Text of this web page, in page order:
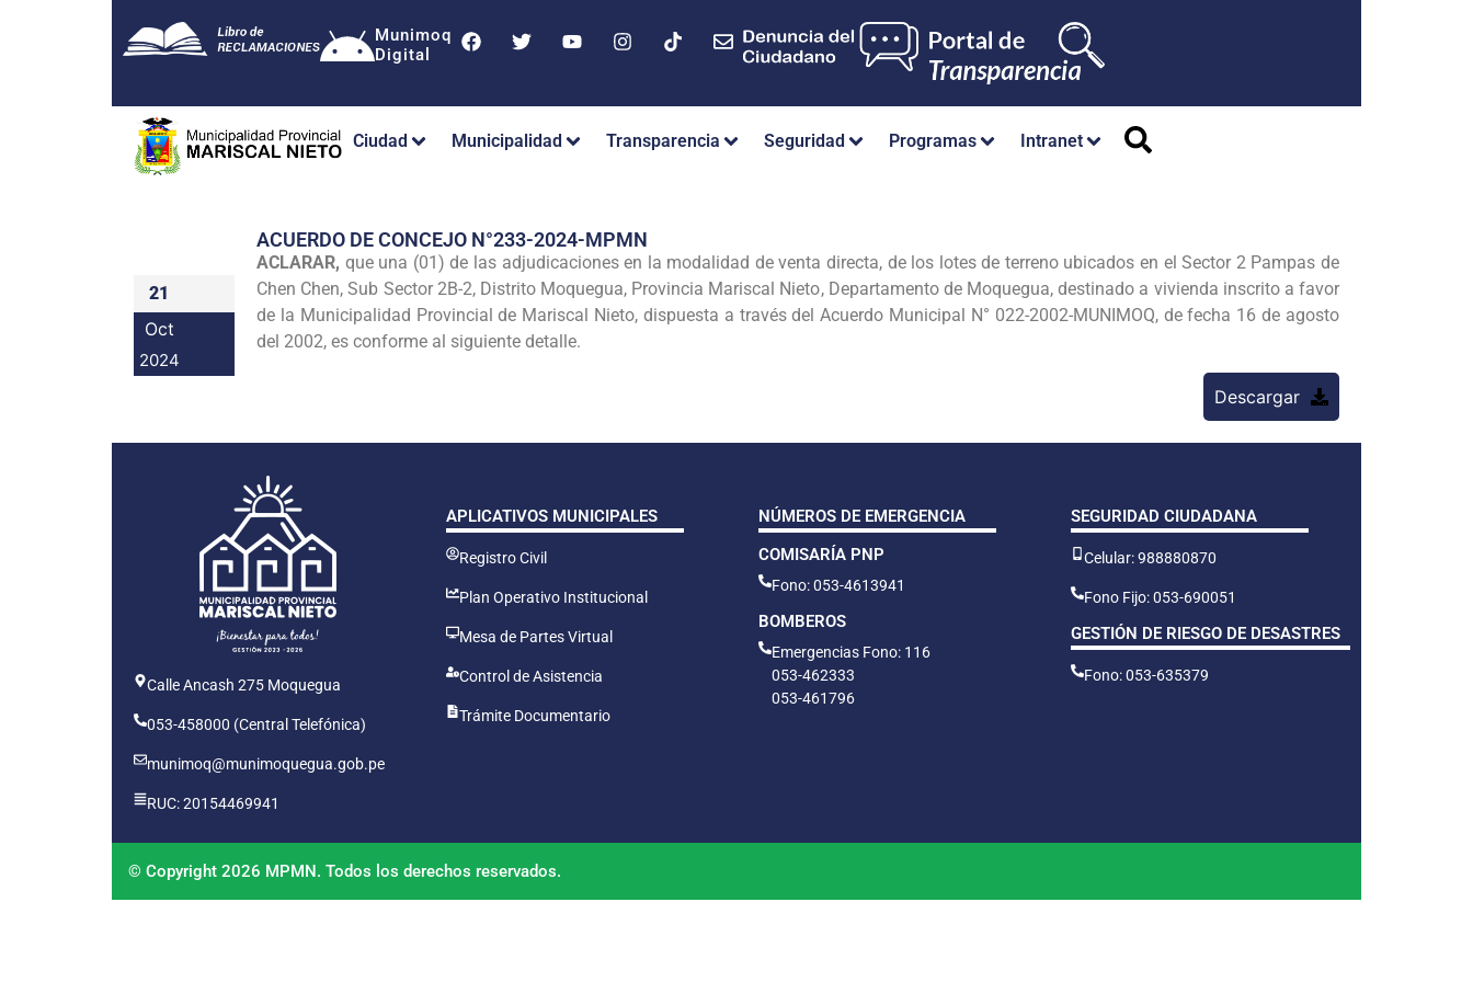
Munimoq
Digital
Ciudad Municipalidad Transparencia Seguridad Programas Intranet
21
Oct
2024
ACUERDO DE CONCEJO N°233-2024-MPMN
ACLARAR, que una (01) de las adjudicaciones en la modalidad de venta directa, de los lotes de terreno ubicados en el Sector 2 Pampas de
Chen Chen, Sub Sector 2B-2, Distrito Moquegua, Provincia Mariscal Nieto, Departamento de Moquegua, destinado a vivienda inscrito a favor
de la Municipalidad Provincial de Mariscal Nieto, dispuesta a través del Acuerdo Municipal N° 022-2002-MUNIMOQ, de fecha 16 de agosto
del 2002, es conforme al siguiente detalle.
Descargar
Calle Ancash 275 Moquegua
053-458000 (Central Telefónica)
munimoq@munimoquegua.gob.pe
RUC: 20154469941
APLICATIVOS MUNICIPALES
Registro Civil
Plan Operativo Institucional
Mesa de Partes Virtual
Control de Asistencia
Trámite Documentario
NÚMEROS DE EMERGENCIA
COMISARÍA PNP
Fono: 053-4613941
BOMBEROS
Emergencias Fono: 116
053-462333
053-461796
SEGURIDAD CIUDADANA
Celular: 988880870
Fono Fijo: 053-690051
GESTIÓN DE RIESGO DE DESASTRES
Fono: 053-635379
© Copyright 2026 MPMN. Todos los derechos reservados.